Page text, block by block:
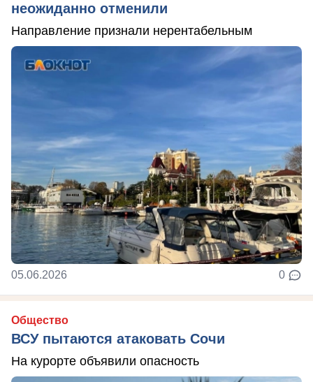
неожиданно отменили
Направление признали нерентабельным
05.06.2026 0
Общество
ВСУ пытаются атаковать Сочи
На курорте объявили опасность